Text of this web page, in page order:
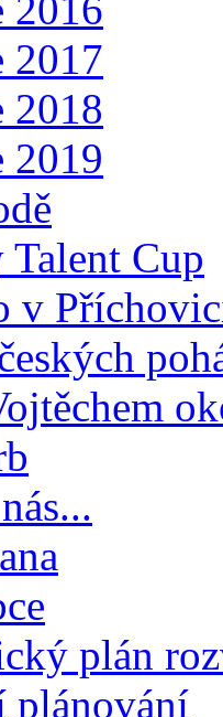
2017
2018
2019
Cup
v
plán
plánování